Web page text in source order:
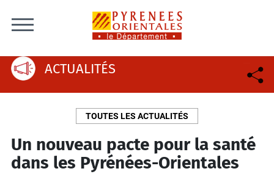
ACTUALITÉS
TOUTES LES ACTUALITÉS
Un nouveau pacte pour la santé
dans les Pyrénées-Orientales